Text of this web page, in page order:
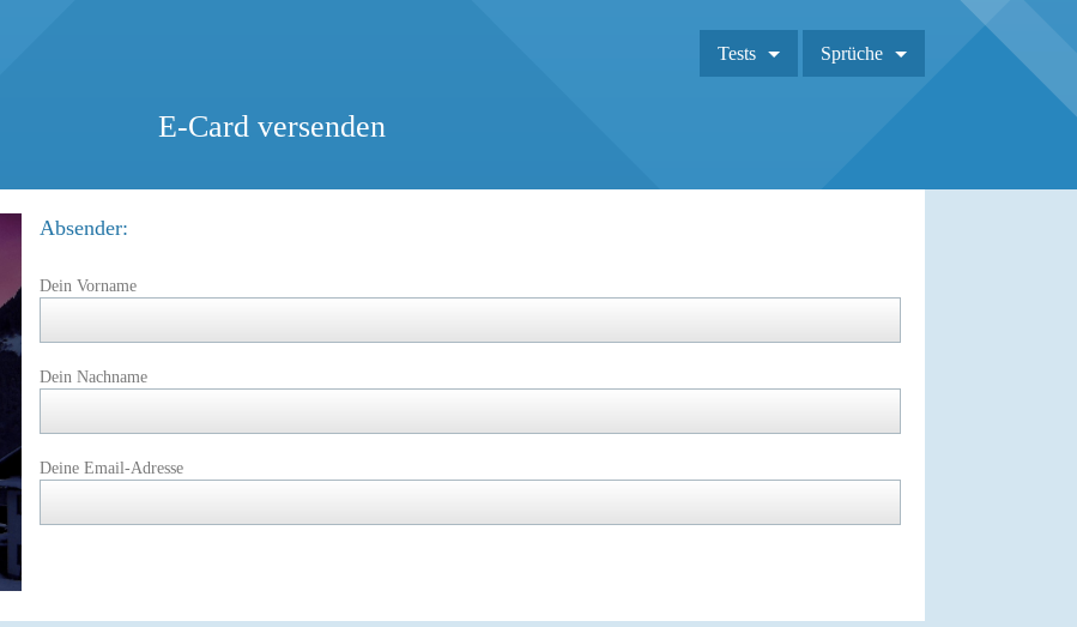
Tests Sprüche
E-Card versenden
Absender:
Dein Vorname
Dein Nachname
Deine Email-Adresse